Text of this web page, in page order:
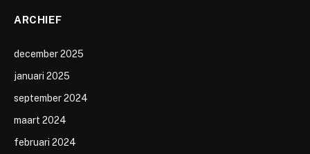
ARCHIEF
december 2025
januari 2025
september 2024
maart 2024
februari 2024